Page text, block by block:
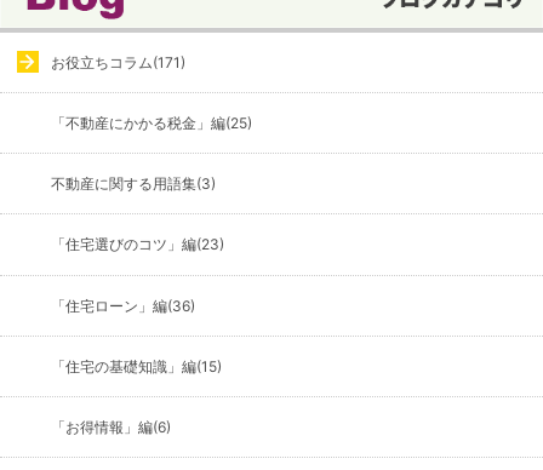
お役立ちコラム(171)
「不動産にかかる税金」編(25)
不動産に関する用語集(3)
「住宅選びのコツ」編(23)
「住宅ローン」編(36)
「住宅の基礎知識」編(15)
「お得情報」編(6)